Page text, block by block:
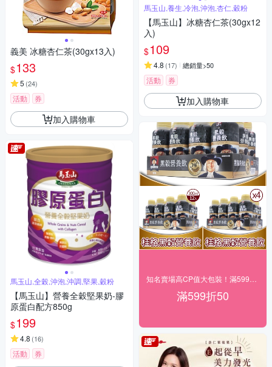
義美 冰糖杏仁茶(30gx13入)
$133
5 (24)
活動 券
加入購物車
馬玉山,全榖,沖泡,沖調,堅果,穀粉
【馬玉山】營養全穀堅果奶-膠
原蛋白配方850g
$199
4.8 (16)
活動 券
馬玉山,養生,冷泡,沖泡,杏仁,穀粉
【馬玉山】冰糖杏仁茶(30gx12
入)
$109
4.8 (17) 總銷量>50
活動 券
加入購物車
滿599折50